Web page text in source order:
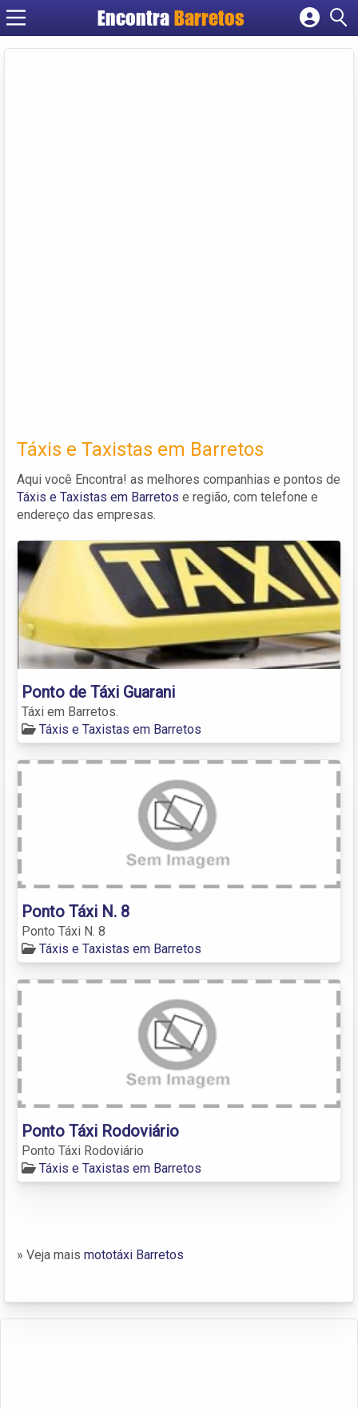
Encontra Barretos
Cadastrar empresa
Táxis e Taxistas em Barretos
Aqui você Encontra! as melhores companhias e pontos de
Táxis e Taxistas em Barretos e região, com telefone e
endereço das empresas.
Ponto de Táxi Guarani
Táxi em Barretos.
Táxis e Taxistas em Barretos
Ponto Táxi N. 8
Ponto Táxi N. 8
Táxis e Taxistas em Barretos
Ponto Táxi Rodoviário
Ponto Táxi Rodoviário
Táxis e Taxistas em Barretos
» Veja mais mototáxi Barretos